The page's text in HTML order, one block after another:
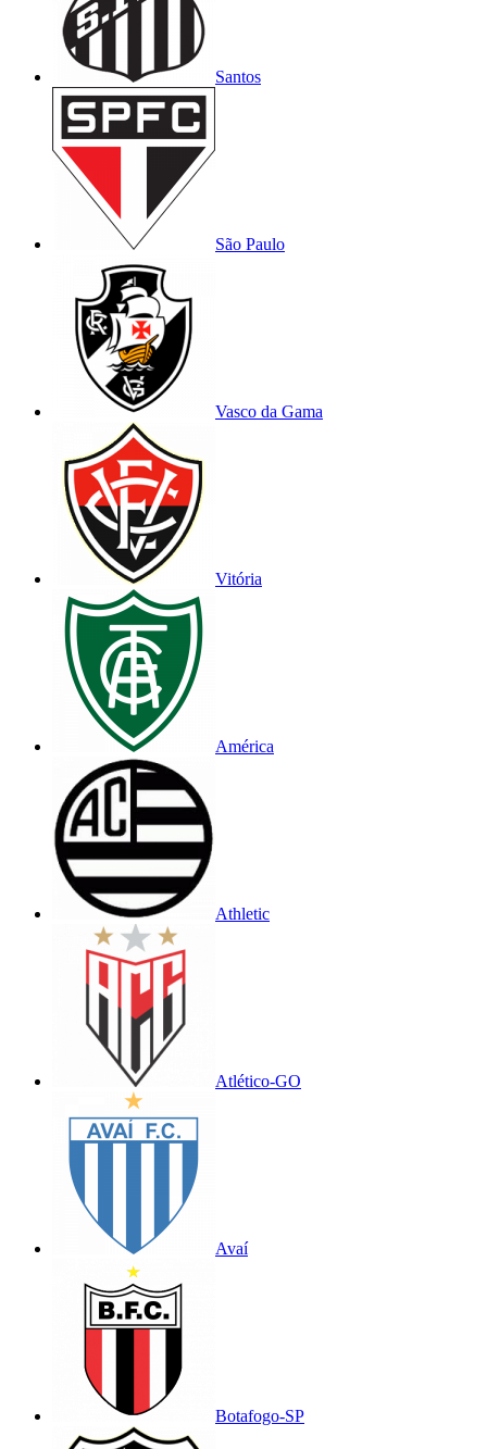
Santos
São Paulo
Vasco da Gama
Vitória
América
Athletic
Atlético-GO
Avaí
Botafogo-SP